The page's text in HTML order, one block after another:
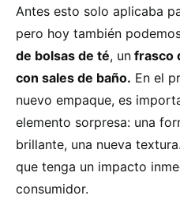
Antes esto solo aplicaba
pero hoy también
de bolsas de té, un frasco
con sales de baño. En el
nuevo empaque, es
elemento sorpresa: una
brillante, una nueva
que tenga un impacto
consumidor.